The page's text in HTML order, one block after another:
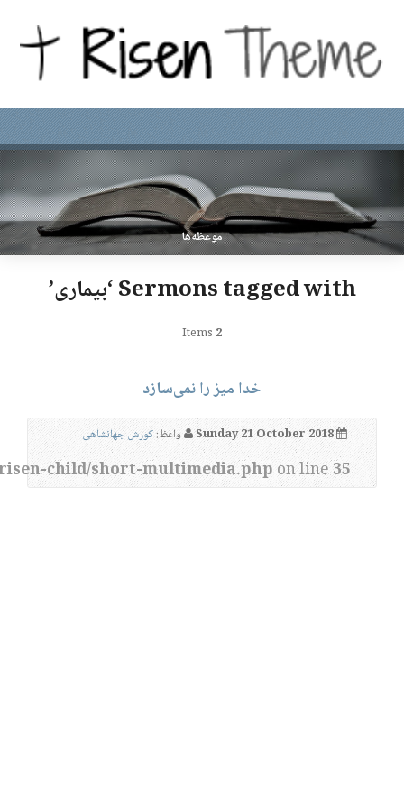
موعظه‌ها
Sermons tagged with ‘بیماری’
2
خدا میز را نمی‌سازد
Sunday 21 October 2018 واعظ:کورش جهانشاهی
child/short-multimedia.php on line35